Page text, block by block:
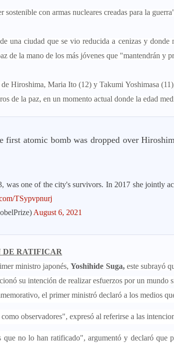
sostenible con armas nucleares creadas para la
una ciudad que se vio reducida a cenizas y
de la mano de los más jóvenes que "mantendrán y
Hiroshima, Maria Ito (12) y Takumi Yoshimasa
de la paz, en un momento actual donde la edad
first atomic bomb was dropped over
was one of the city's survivors. In 2017 she jointly
TSypvpnurj
August 6, 2021
DE RATIFICAR
ministro japonés, Yoshihide Suga, este subrayó
su intención de realizar esfuerzos por un mundo
el primer ministró declaró a los medios
observadores", expresó al referirse a las
que no lo han ratificado", argumentó y declaró que